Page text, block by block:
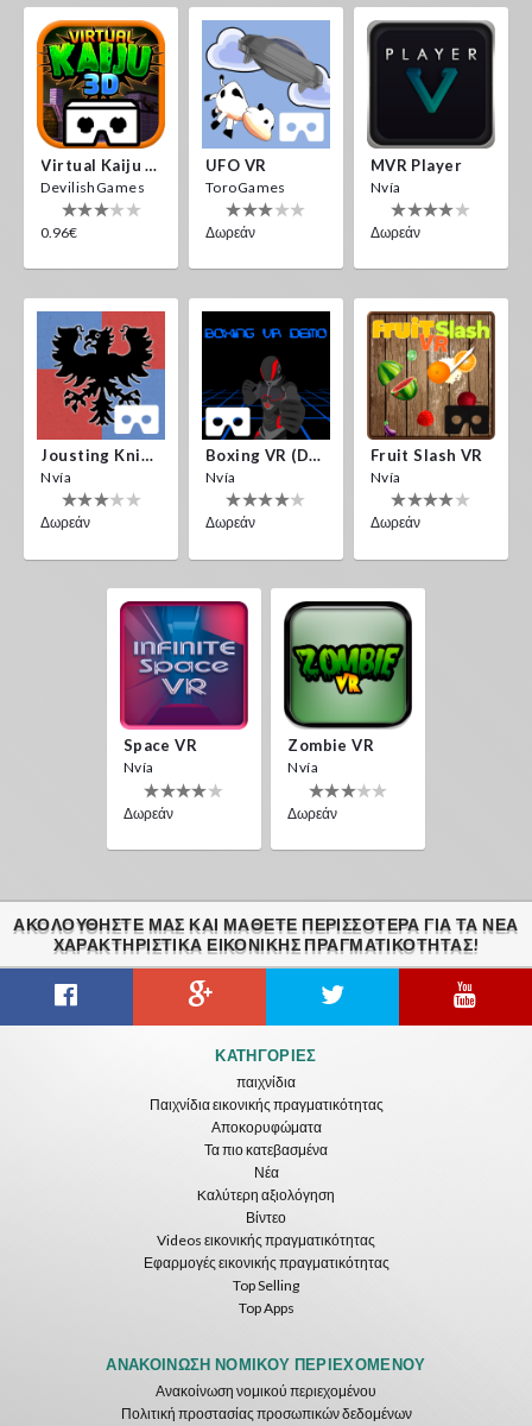
Virtual Kaiju 3D
DevilishGames
0.96€
UFO VR
ToroGames
Δωρεάν
MVR Player
Nvía
Δωρεάν
Jousting Knights VR
Nvía
Δωρεάν
Boxing VR (Demo)
Nvía
Δωρεάν
Fruit Slash VR
Nvía
Δωρεάν
Space VR
Nvía
Δωρεάν
Zombie VR
Nvía
Δωρεάν
ΑΚΟΛΟΥΘΉΣΤΕ ΜΑΣ ΚΑΙ ΜΆΘΕΤΕ ΠΕΡΙΣΣΌΤΕΡΑ ΓΙΑ ΤΑ ΝΈΑ
ΧΑΡΑΚΤΗΡΙΣΤΙΚΆ ΕΙΚΟΝΙΚΗΣ ΠΡΑΓΜΑΤΙΚΟΤΗΤΑΣ!
ΚΑΤΗΓΟΡΊΕΣ
παιχνίδια
Παιχνίδια εικονικής πραγματικότητας
Αποκορυφώματα
Τα πιο κατεβασμένα
Νέα
Kαλύτερη αξιολόγηση
Βίντεο
Videos εικονικής πραγματικότητας
Εφαρμογές εικονικής πραγματικότητας
Top Selling
Top Apps
ΑΝΑΚΟΊΝΩΣΗ ΝΟΜΙΚΟΎ ΠΕΡΙΕΧΟΜΈΝΟΥ
Ανακοίνωση νομικού περιεχομένου
Πολιτική προστασίας προσωπικών δεδομένων